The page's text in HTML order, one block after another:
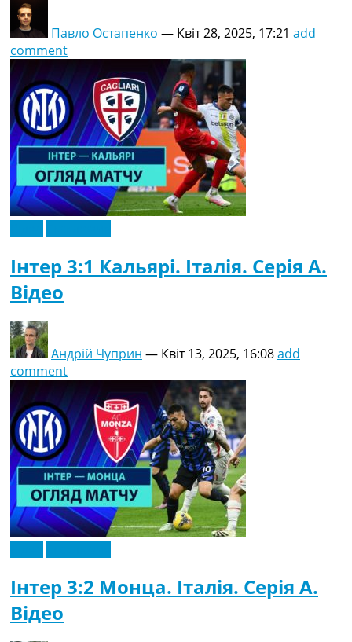
Павло Остапенко — Квіт 28, 2025, 17:21 add
comment
Інтер 3:1 Кальярі. Італія. Серія A.
Відео
Андрій Чуприн — Квіт 13, 2025, 16:08add
comment
Інтер 3:2 Монца. Італія. Серія A.
Відео